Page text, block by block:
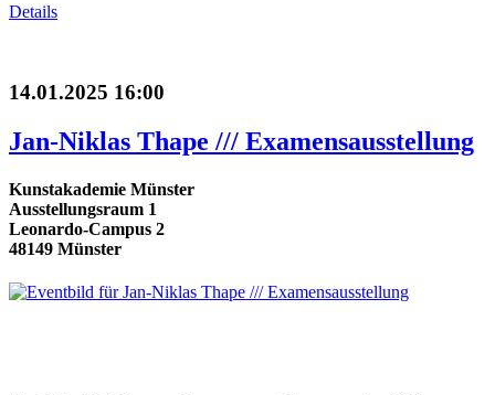
Details
14.01.2025 16:00
Jan-Niklas Thape /// Examensausstellung
Kunstakademie Münster
Ausstellungsraum 1
Leonardo-Campus 2
48149 Münster